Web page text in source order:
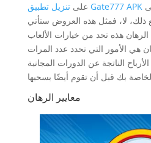
على تنزيل تطبيق Gate777 APKالكازينو الجديد بالإضافة إلى
ذلك، لا، فمثل هذه العروض ستأتي
هذه تحد من خيارات الألعاب
هي الأمور التي تحدد عدد المرات
الناتجة عن الدورات المجانية
معايير الرهان